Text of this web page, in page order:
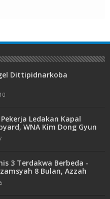
Dittipidnarkoba
Ledakan Kapal
WNA Kim Dong Gyun
6 Bulan
3 Terdakwa Berbeda -
8 Bulan, Azzah
2 Tahun 6 Bulan